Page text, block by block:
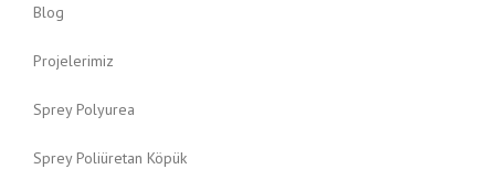
Z
Blog
Projelerimiz
Sprey Polyurea
Sprey Poliüretan Köpük